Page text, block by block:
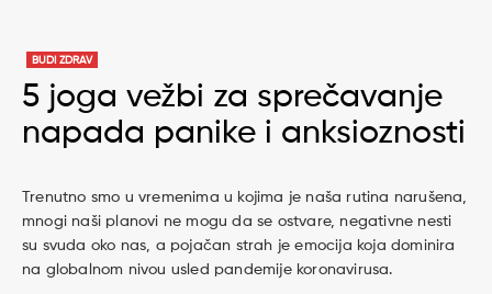
BUDI ZDRAV
5 joga vežbi za sprečavanje
napada panike i anksioznosti
Trenutno smo u vremenima u kojima je naša rutina narušena,
mnogi naši planovi ne mogu da se ostvare, negativne nesti
su svuda oko nas, a pojačan strah je emocija koja dominira
na globalnom nivou usled pandemije koronavirusa.